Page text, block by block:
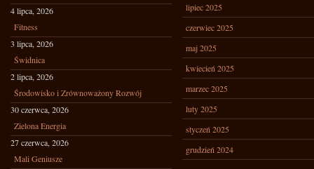
4 lipca, 2026
Fitness
3 lipca, 2026
Świdnica
2 lipca, 2026
Środowisko i Zrównoważony Rozwój
30 czerwca, 2026
Zielona Energia
27 czerwca, 2026
Mali Geniusze
lipiec 2025
czerwiec 2025
maj 2025
kwiecień 2025
marzec 2025
luty 2025
styczeń 2025
grudzień 2024